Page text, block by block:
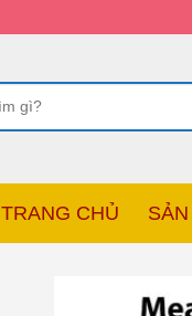
TRANG CHỦ